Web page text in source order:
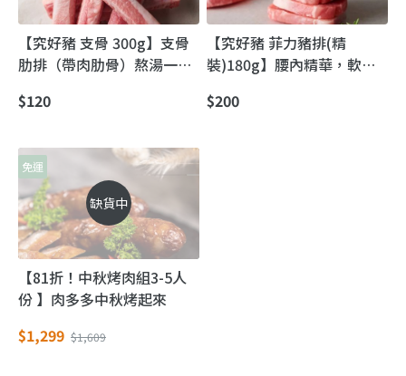
【究好豬 支骨 300g】支骨
肋排（帶肉肋骨）熬湯一鍋
$120
【究好豬 菲力豬排(精
裝)180g】腰內精華，軟嫩
$200
缺貨中
免運
【81折！中秋烤肉組3-5人
份 】肉多多中秋烤起來
$1,299 $1,609